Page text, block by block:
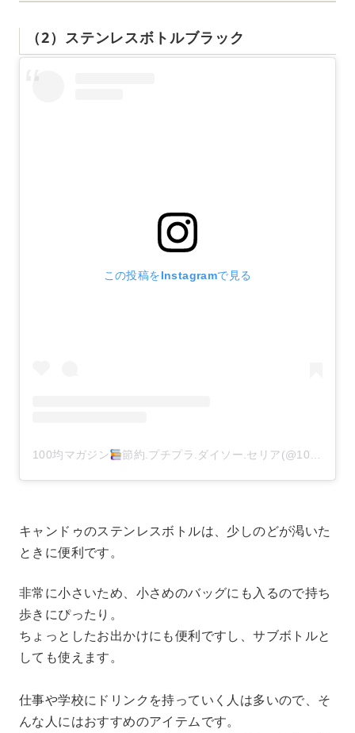
（2）ステンレスボトルブラック
この投稿をInstagramで見る
100均マガジン 節約.プチプラ.ダイソー.セリア(@100kin_mag)がシェアした投稿
キャンドゥのステンレスボトルは、少しのどが渇いた
ときに便利です。
非常に小さいため、小さめのバッグにも入るので持ち
歩きにぴったり。
ちょっとしたお出かけにも便利ですし、サブボトルと
しても使えます。
仕事や学校にドリンクを持っていく人は多いので、そ
んな人にはおすすめのアイテムです。